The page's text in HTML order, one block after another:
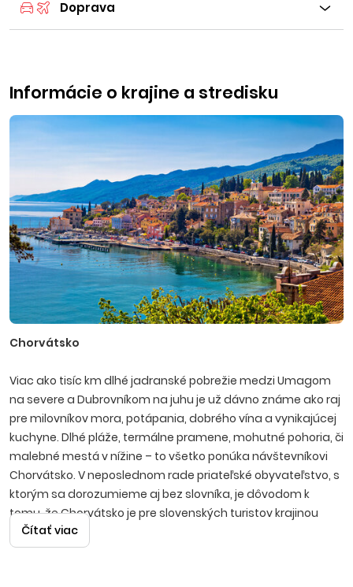
Doprava
Informácie o krajine a stredisku
Chorvátsko
Viac ako tisíc km dlhé jadranské pobrežie medzi Umagom
na severe a Dubrovníkom na juhu je už dávno známe ako raj
pre milovníkov mora, potápania, dobrého vína a vynikajúcej
kuchyne. Dlhé pláže, termálne pramene, mohutné pohoria, či
malebné mestá v nížine – to všetko ponúka návštevníkovi
Chorvátsko. V neposlednom rade priateľské obyvateľstvo, s
ktorým sa dorozumieme aj bez slovníka, je dôvodom k
tomu, že Chorvátsko je pre slovenských turistov krajinou
číslo jeden.
Čítať viac